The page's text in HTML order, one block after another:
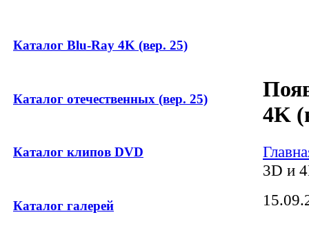
Каталог Blu-Ray 4K (вер. 25)
Каталог отечественных (вер. 25)
Каталог клипов DVD
Каталог галерей
4K
3D и